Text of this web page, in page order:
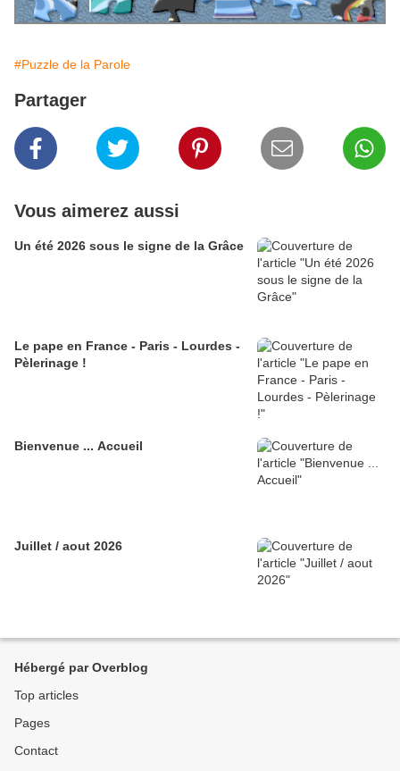
#Puzzle de la Parole
Partager
Vous aimerez aussi
Un été 2026 sous le signe de la Grâce
Le pape en France - Paris - Lourdes -
Pèlerinage !
Bienvenue ... Accueil
Juillet / aout 2026
Hébergé par Overblog
Top articles
Pages
Contact